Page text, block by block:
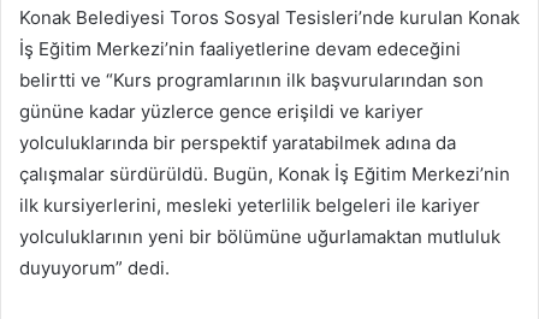
Konak Belediyesi Toros Sosyal Tesisleri’nde kurulan Konak
İş Eğitim Merkezi’nin faaliyetlerine devam edeceğini
belirtti ve “Kurs programlarının ilk başvurularından son
gününe kadar yüzlerce gence erişildi ve kariyer
yolculuklarında bir perspektif yaratabilmek adına da
çalışmalar sürdürüldü. Bugün, Konak İş Eğitim Merkezi’nin
ilk kursiyerlerini, mesleki yeterlilik belgeleri ile kariyer
yolculuklarının yeni bir bölümüne uğurlamaktan mutluluk
duyuyorum” dedi.